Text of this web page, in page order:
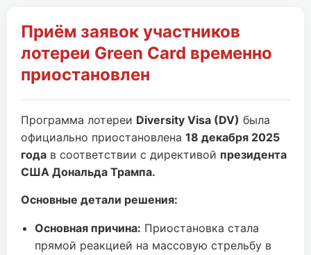
Приём заявок участников
лотереи Green Card временно
приостановлен
Программа лотереи Diversity Visa (DV) была
официально приостановлена 18 декабря 2025
года в соответствии с директивой президента
США Дональда Трампа.
Основные детали решения:
Основная причина: Приостановка стала
прямой реакцией на массовую стрельбу в